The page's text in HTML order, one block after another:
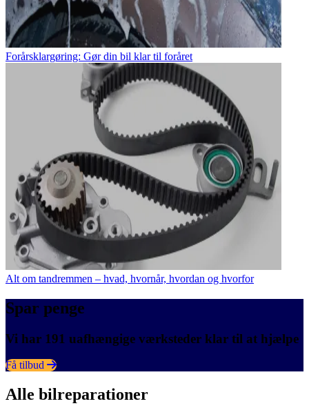
Forårsklargøring: Gør din bil klar til foråret
Alt om tandremmen – hvad, hvornår, hvordan og hvorfor
Spar penge
Vi har 191 uafhængige værksteder klar til at hjælpe
Få tilbud
Alle bilreparationer